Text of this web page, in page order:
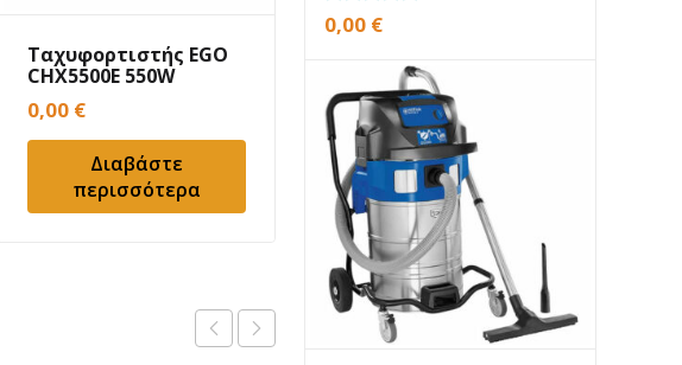
Ταχυφορτιστής EGO
CΗX5500Ε 550W
0,00 €
Διαβάστε
περισσότερα
40,00€
Διαβάστε
περισσότερα
0,00 €